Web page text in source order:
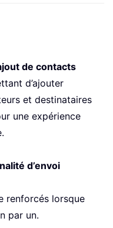
de contacts
d’ajouter
et destinataires
une expérience
d’envoi
renforcés lorsque
par un.